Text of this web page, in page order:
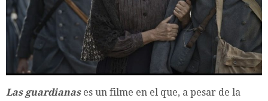
Las guardianas es un filme en el que, a pesar de la